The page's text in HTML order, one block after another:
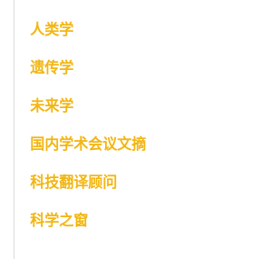
人类学
遗传学
未来学
国内学术会议文摘
科技翻译顾问
科学之窗